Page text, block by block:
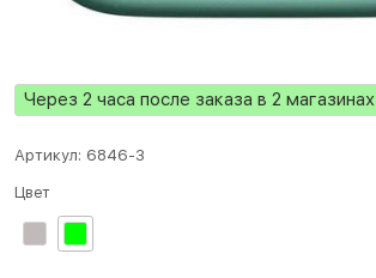
Через 2 часа после заказа в 2 магазинах
Артикул: 6846-3
Цвет